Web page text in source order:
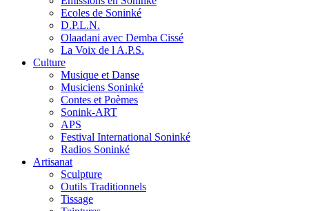
Ecoles de Soninké
D.P.L.N.
Olaadani avec Demba Cissé
La Voix de l A.P.S.
Culture
Musique et Danse
Musiciens Soninké
Contes et Poèmes
Sonink-ART
APS
Festival International Soninké
Radios Soninké
Artisanat
Sculpture
Outils Traditionnels
Tissage